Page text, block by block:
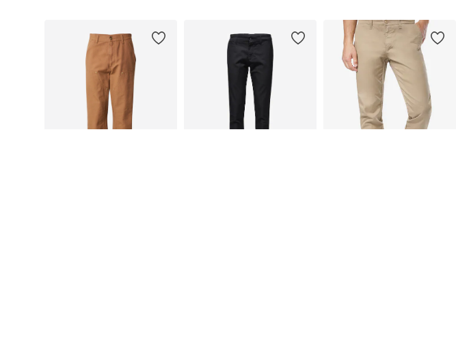
Lägg till i varukorgen